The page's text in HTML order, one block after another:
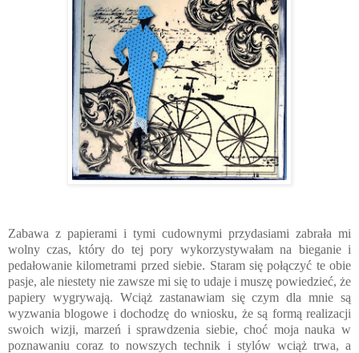
Zabawa z papierami i tymi cudownymi przydasiami zabrała mi
wolny czas, który do tej pory wykorzystywałam na bieganie i
pedałowanie kilometrami przed siebie. Staram się połączyć te obie
pasje, ale niestety nie zawsze mi się to udaje i muszę powiedzieć, że
papiery wygrywają. Wciąż zastanawiam się czym dla mnie są
wyzwania blogowe i dochodzę do wniosku, że są formą realizacji
swoich wizji, marzeń i sprawdzenia siebie, choć moja nauka w
poznawaniu coraz to nowszych technik i stylów wciąż trwa, a